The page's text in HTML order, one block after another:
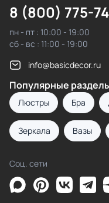
8 (800) 775-
пн - пт : 10:00 - 19:00
сб - вс : 11:00 - 19:00
info@basicdecor.ru
Популярные
Люстры Бра
Зеркала Вазы
Соц. сети